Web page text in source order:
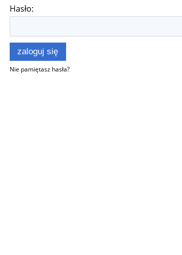
Hasło:
zaloguj się
Nie pamiętasz hasła?